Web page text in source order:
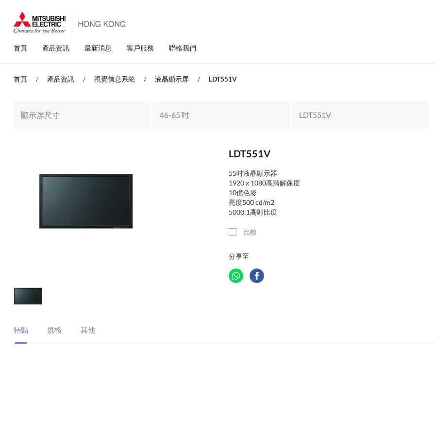
主
導
覽
首頁 產品資訊 最新消息 客戶服務 聯絡我們
首頁 / 產品資訊 / 視覺信息系統 / 液晶顯示屏 / LDT551V
顯示屏尺寸 46-65 吋 LDT551V
LDT551V
55吋液晶顯示器
1920 x 1080高清解像度
10億色彩
亮度500 cd/m2
5000:1高對比度
比較
分享至
特點 規格 其他